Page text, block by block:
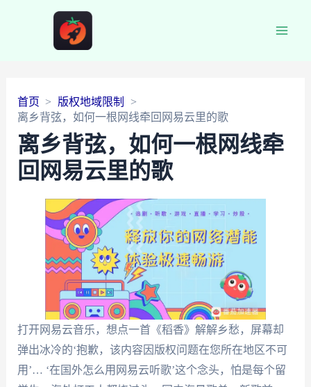
首页
版权地域限制
离乡背弦，如何一根网线牵回网易云里的歌
离乡背弦，如何一根网线牵
回网易云里的歌
打开网易云音乐，想点一首《稻香》解解乡愁，屏幕却
弹出冰冷的‘抱歉，该内容因版权问题在您所在地区不可
用’… ‘在国外怎么用网易云听歌’这个念头，怕是每个留